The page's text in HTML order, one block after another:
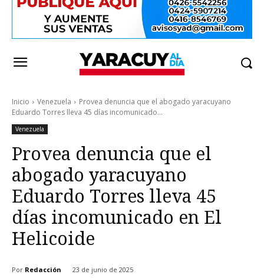
Inicio Venezuela
Provea denuncia que el abogado yaracuyano
Eduardo Torres lleva 45 días incomunicado...
Venezuela
Provea denuncia que el
abogado yaracuyano
Eduardo Torres lleva 45
días incomunicado en El
Helicoide
Por Redacción 23 de junio de 2025